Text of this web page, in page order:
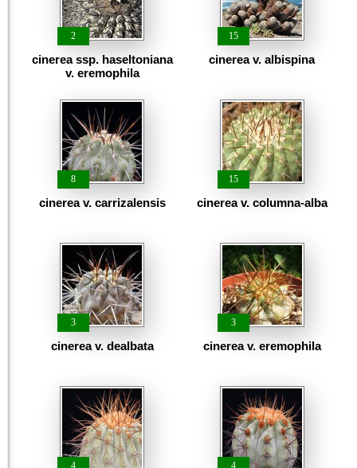
2
cinerea ssp. haseltoniana
v. eremophila
15
cinerea v. albispina
8
cinerea v. carrizalensis
15
cinerea v. columna-alba
3
cinerea v. dealbata
3
cinerea v. eremophila
4 4